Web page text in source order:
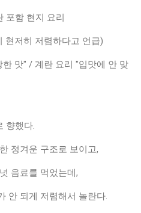
포함 현지 요리
현저히 저렴하다고 언급)
맛" / 계란 요리 "입맛에 안 맞
향했다.
정겨운 구조로 보이고,
음료를 먹었는데,
안 되게 저렴해서 놀란다.